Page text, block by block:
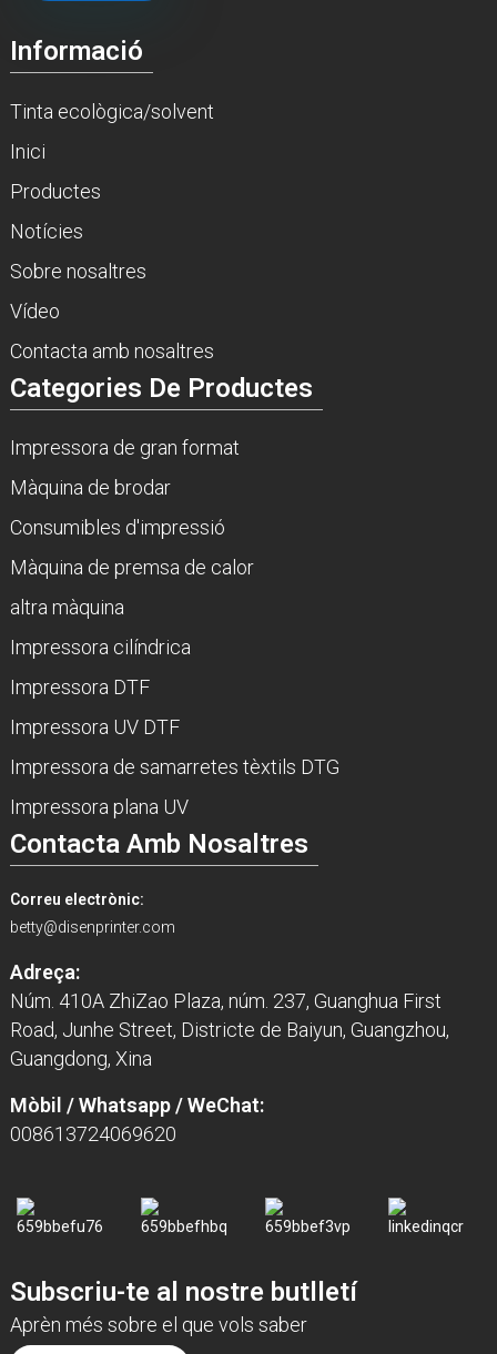
Informació
Tinta ecològica/solvent
Inici
Productes
Notícies
Sobre nosaltres
Vídeo
Contacta amb nosaltres
Categories De Productes
Impressora de gran format
Màquina de brodar
Consumibles d'impressió
Màquina de premsa de calor
altra màquina
Impressora cilíndrica
Impressora DTF
Impressora UV DTF
Impressora de samarretes tèxtils DTG
Impressora plana UV
Contacta Amb Nosaltres
Correu electrònic:
betty@disenprinter.com
Adreça:
Núm. 410A ZhiZao Plaza, núm. 237, Guanghua First
Road, Junhe Street, Districte de Baiyun, Guangzhou,
Guangdong, Xina
Mòbil / Whatsapp / WeChat:
008613724069620
Subscriu-te al nostre butlletí
Aprèn més sobre el que vols saber